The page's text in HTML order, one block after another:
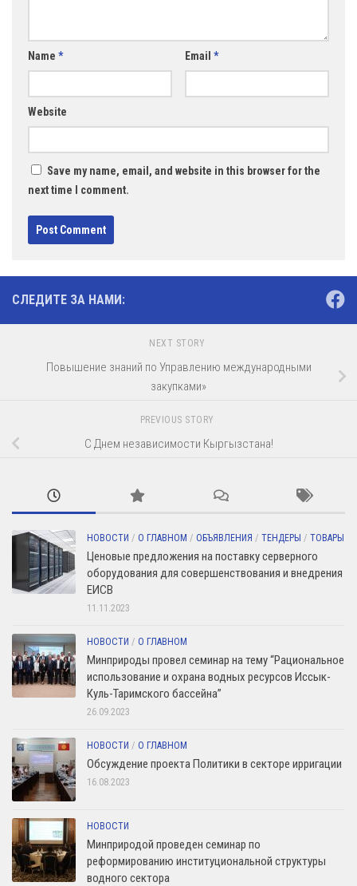
Name * Email *
Website
Save my name, email, and website in this browser for the
next time I comment.
СЛЕДИТЕ ЗА НАМИ:
NEXT STORY
Повышение знаний по Управлению международными
закупками»
PREVIOUS STORY
С Днем независимости Кыргызстана!
НОВОСТИ / О ГЛАВНОМ / ОБЪЯВЛЕНИЯ / ТЕНДЕРЫ / ТОВАРЫ
Ценовые предложения на поставку серверного
оборудования для совершенствования и внедрения
ЕИСВ
11.11.2023
НОВОСТИ / О ГЛАВНОМ
Минприроды провел семинар на тему “Рациональное
использование и охрана водных ресурсов Иссык-
Куль-Таримского бассейна”
26.09.2023
НОВОСТИ / О ГЛАВНОМ
Обсуждение проекта Политики в секторе ирригации
16.08.2023
НОВОСТИ
Минприродой проведен семинар по
реформированию институциональной структуры
водного сектора